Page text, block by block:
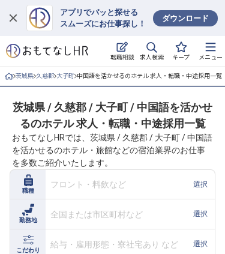
アプリでパッと探せる
スムーズにお仕事探し！
ダウンロード
転職相談 求人検索 キープ メニュー
ログイン
求人・施設を探す
就職・転職 合同説明会
おもてなしHRについて
ご利用の流れ
よくある質問
ホテル・宿泊業界情報コラム
茨城県 久慈郡 大子町 中国語を活かせるのホテル 求人・転職・中途採用一覧
茨城県 / 久慈郡 / 大子町 / 中国語を活かせ
るのホテル 求人・転職・中途採用一覧
おもてなしHRでは、茨城県 / 久慈郡 / 大子町 / 中国語
を活かせるのホテル・旅館などの宿泊業界のお仕事
を多数ご紹介いたします。
職種
フロント・料飲など 選択
勤務地
全国または市区町村など 選択
こだわり
給与・雇用形態・寮社宅あり など 選択